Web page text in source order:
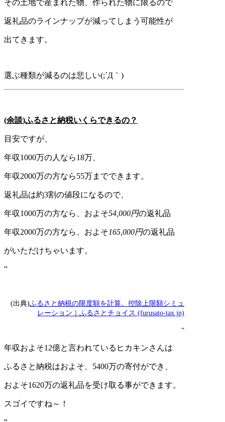
その土地で産まれた物、作られた物に限るので
返礼品のラインナップが減ってしまう可能性が
出てきます。
選ぶ種類が減るのは悲しい(;´Д｀)
(余談)ふるさと納税いくらできるの？
目安ですが、
年収1000万の人なら18万、
年収2000万の方なら55万までできます。
返礼品は約3割の値段になるので、
年収1000万の方なら、およそ54,000円の返礼品
年収2000万の方なら、およそ165,000円の返礼品
がいただけちゃいます。
“
(出典)ふるさと納税の限度額を計算。控除上限額シミュ
レーション｜ふるさとチョイス (furusato-tax.jp)
”
年収およそ12億と言われているヒカキンさんは
ふるさと納税はおよそ、5400万の寄付ができ、
およそ1620万の返礼品を受け取る事ができます。
スゴイですね～！